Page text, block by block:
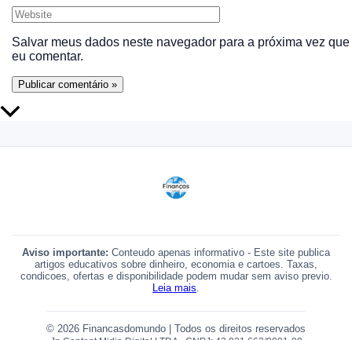
Website
Salvar meus dados neste navegador para a próxima vez que
eu comentar.
Aviso importante: Conteudo apenas informativo - Este site publica
artigos educativos sobre dinheiro, economia e cartoes. Taxas,
condicoes, ofertas e disponibilidade podem mudar sem aviso previo.
Leia mais.
© 2026 Financasdomundo | Todos os direitos reservados